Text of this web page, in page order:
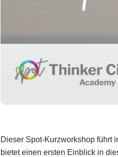
Dieser Spot-Kurzworkshop führt
bietet einen ersten Einblick in